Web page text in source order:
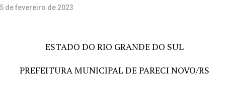
de fevereiro de 2023
ESTADO DO RIO GRANDE DO SUL
PREFEITURA MUNICIPAL DE PARECI NOVO/RS